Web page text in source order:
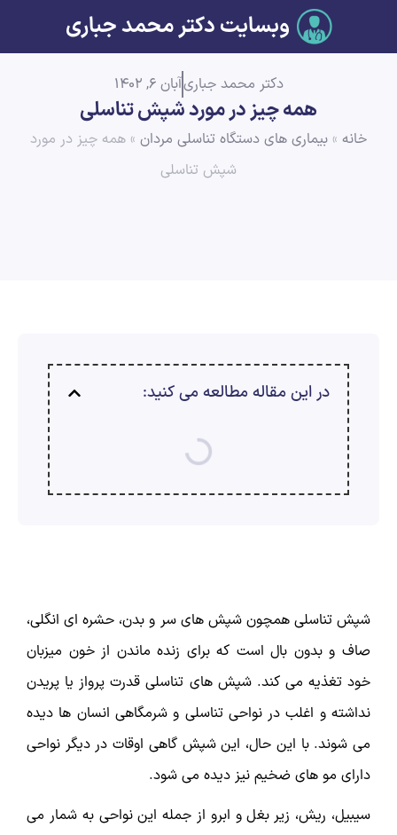
وبسایت دکتر محمد جباری
دکتر محمد جباریآبان 6, 1402
همه چیز در مورد شپش تناسلی
خانه » بیماری های دستگاه تناسلی مردان » همه چیز در مورد
شپش تناسلی
در این مقاله مطالعه می کنید:
شپش تناسلی همچون شپش های سر و بدن، حشره ای انگلی،
صاف و بدون بال است که برای زنده ماندن از خون میزبان
خود تغذیه می کند. شپش های تناسلی قدرت پرواز یا پریدن
نداشته و اغلب در نواحی تناسلی و شرمگاهی انسان ها دیده
می شوند. با این حال، این شپش گاهی اوقات در دیگر نواحی
دارای مو های ضخیم نیز دیده می شود.
سیبیل، ریش، زیر بغل و ابرو از جمله این نواحی به شمار می
ارسال